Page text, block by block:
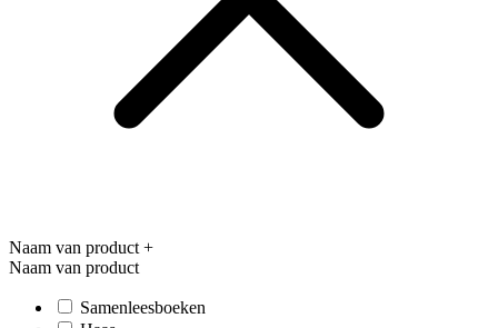
Naam van product +
Naam van product
Samenleesboeken